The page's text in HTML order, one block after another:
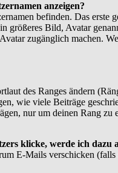
anzeigen?
befinden. Das erste
größeres Bild, Avatar
zugänglich machen.
des Ranges ändern
wie viele Beiträge
nur um deinen Rang
klicke, werde ich dazu
E-Mails verschicken